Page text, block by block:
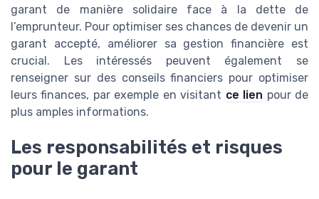
garant de manière solidaire face à la dette de
l’emprunteur. Pour optimiser ses chances de devenir un
garant accepté, améliorer sa gestion financière est
crucial. Les intéressés peuvent également se
renseigner sur des conseils financiers pour optimiser
leurs finances, par exemple en visitant ce lien pour de
plus amples informations.
Les responsabilités et risques
pour le garant